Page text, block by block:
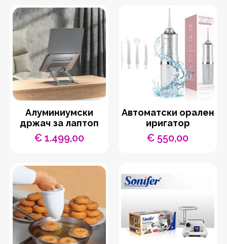
Aлуминиумски
држач за лаптоп
€ 1.499,00
Автоматски орален
иригатор
€ 550,00